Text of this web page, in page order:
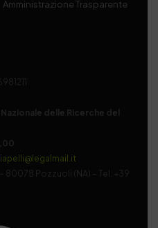
Amministrazione Trasparente
delle Ricerche del
80078 Pozzuoli (NA) – Tel. +39